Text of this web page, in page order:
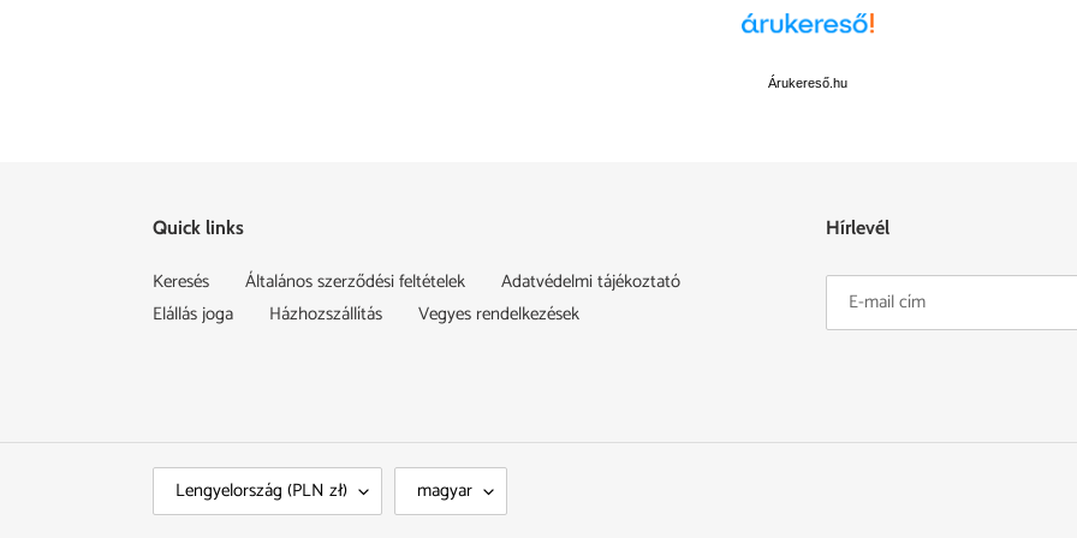
Árukereső.hu
Quick links
Keresés Általános szerződési feltételek
Adatvédelmi tájékoztató
Elállás joga
Házhozszállítás Vegyes rendelkezések
Hírlevél
Lengyelország (PLN zł) magyar